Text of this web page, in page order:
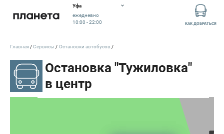
Уфа
ежедневно
10:00 - 22:00
КАК ДОБРАТЬСЯ
10:00 - 22:00
Главная Сервисы Остановки автобусов